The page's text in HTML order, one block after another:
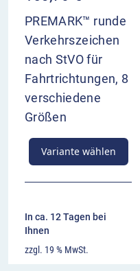
PREMARK™ runde
Verkehrszeichen
nach StVO für
Fahrtrichtungen, 8
verschiedene
Größen
Variante wählen
In ca. 12 Tagen bei
Ihnen
zzgl. 19 % MwSt.